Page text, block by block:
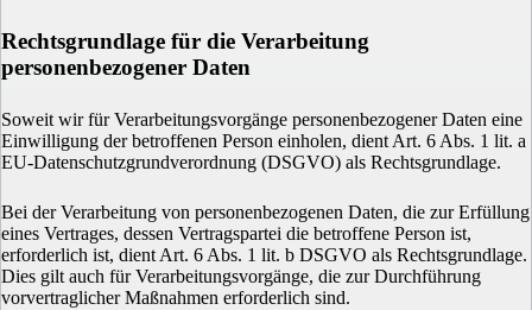
Rechtsgrundlage für die Verarbeitung
personenbezogener Daten
Soweit wir für Verarbeitungsvorgänge personenbezogener Daten eine
Einwilligung der betroffenen Person einholen, dient Art. 6 Abs. 1 lit. a
EU-Datenschutzgrundverordnung (DSGVO) als Rechtsgrundlage.
Bei der Verarbeitung von personenbezogenen Daten, die zur Erfüllung
eines Vertrages, dessen Vertragspartei die betroffene Person ist,
erforderlich ist, dient Art. 6 Abs. 1 lit. b DSGVO als Rechtsgrundlage.
Dies gilt auch für Verarbeitungsvorgänge, die zur Durchführung
vorvertraglicher Maßnahmen erforderlich sind.